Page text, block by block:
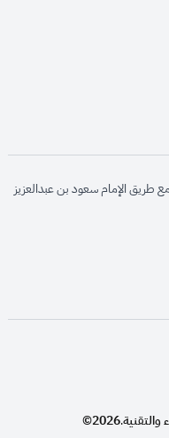
opens in new
طريق الإمام سعود بن عبدالعزيز
opens
opens in
والتقنية.
2026©